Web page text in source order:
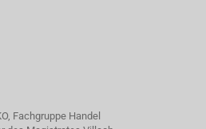
Fachgruppe Handel